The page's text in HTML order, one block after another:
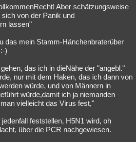
Aber schätzungsweise
von der Panik und
lassen"
das mein Stamm-Hänchenbraterüber
)
das ich in dieNähe der "angebl."
nur mit dem Haken, das ich dann von
würde, und von Männern in
würde,damit ich ja niemanden
vielleicht das Virus fest,"
feststellen, H5N1 wird, oh
über die PCR nachgewiesen.